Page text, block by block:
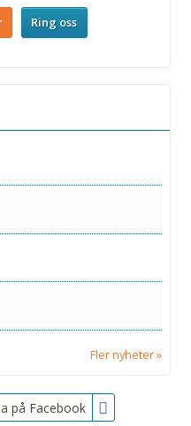
Ring oss
Fler nyheter
på Facebook